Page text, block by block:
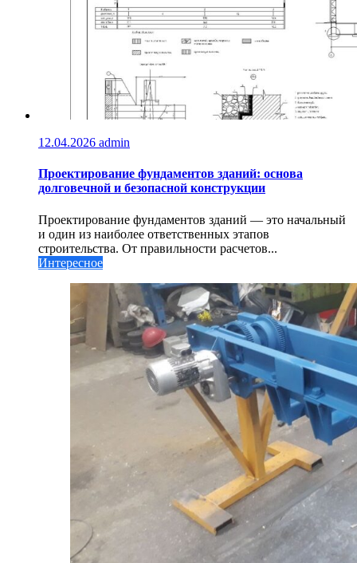
12.04.2026 admin
Проектирование фундаментов зданий: основа
долговечной и безопасной конструкции
Проектирование фундаментов зданий — это начальный
и один из наиболее ответственных этапов
строительства. От правильности расчетов...
Интересное